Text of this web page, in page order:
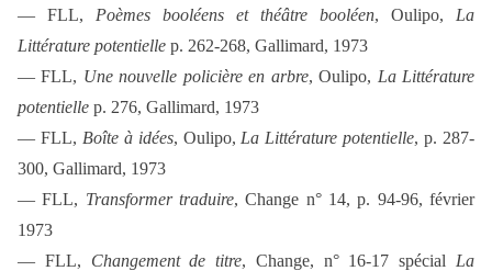
— FLL, Poèmes booléens et théâtre booléen, Oulipo, La
Littérature potentielle p. 262-268, Gallimard, 1973
— FLL, Une nouvelle policière en arbre, Oulipo, La Littérature
potentielle p. 276, Gallimard, 1973
— FLL, Boîte à idées, Oulipo, La Littérature potentielle, p. 287-
300, Gallimard, 1973
— FLL, Transformer traduire,Change n° 14, p. 94-96, février
1973
— FLL, Changement de titre, Change, n° 16-17 spécial La